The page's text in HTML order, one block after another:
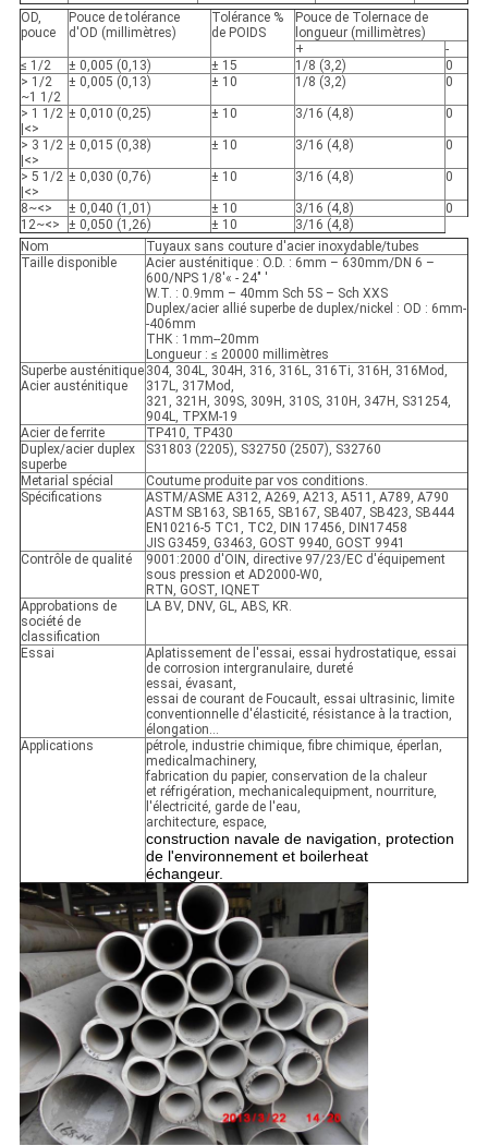
OD,
pouce
Pouce de tolérance
d'OD (millimètres)
Tolérance %
de POIDS
Pouce de Tolernace de
longueur (millimètres)
+
-
≤ 1/2
± 0,005 (0,13) ± 15 1/8 (3,2)
0
> 1/2
~1 1/2
± 0,005 (0,13) ± 10 1/8 (3,2) 0
> 1 1/2
|<>
± 0,010 (0,25) ± 10 3/16 (4,8) 0
> 3 1/2
|<>
± 0,015 (0,38) ± 10 3/16 (4,8) 0
> 5 1/2
|<>
± 0,030 (0,76) ± 10 3/16 (4,8) 0
8~<> ± 0,040 (1,01) ± 10 3/16 (4,8)
0
12~<>
± 0,050 (1,26) ± 10
3/16 (4,8)
Nom
Tuyaux sans couture d'acier inoxydable/tubes
Taille disponible
Acier austénitique : O.D. : 6mm – 630mm/DN 6 –
600/NPS 1/8'« - 24" '
W.T. : 0.9mm – 40mm Sch 5S – Sch XXS
Duplex/acier allié superbe de duplex/nickel : OD : 6mm-
-406mm
THK : 1mm--20mm
Longueur : ≤ 20000 millimètres
Superbe austénitique
Acier austénitique
304, 304L, 304H, 316, 316L, 316Ti, 316H, 316Mod,
317L, 317Mod,
321, 321H, 309S, 309H, 310S, 310H, 347H, S31254,
904L, TPXM-19
Acier de ferrite
TP410, TP430
Duplex/acier duplex
superbe
S31803 (2205), S32750 (2507), S32760
Metarial spécial
Coutume produite par vos conditions.
Spécifications
ASTM/ASME A312, A269, A213, A511, A789, A790
ASTM SB163, SB165, SB167, SB407, SB423, SB444
EN10216-5 TC1, TC2, DIN 17456, DIN17458
JIS G3459, G3463, GOST 9940, GOST 9941
Contrôle de qualité
9001:2000 d'OIN, directive 97/23/EC d'équipement
sous pression et AD2000-W0,
RTN, GOST, IQNET
Approbations de
société de
classification
LA BV, DNV, GL, ABS, KR.
Essai
Aplatissement de l'essai, essai hydrostatique, essai
de corrosion intergranulaire, dureté
essai, évasant,
essai de courant de Foucault, essai ultrasinic, limite
conventionnelle d'élasticité, résistance à la traction,
élongation…
Applications
pétrole, industrie chimique, fibre chimique, éperlan,
medicalmachinery,
fabrication du papier, conservation de la chaleur
et réfrigération, mechanicalequipment, nourriture,
l'électricité, garde de l'eau,
architecture, espace,
construction navale de navigation, protection
de l'environnement et boilerheat
échangeur.